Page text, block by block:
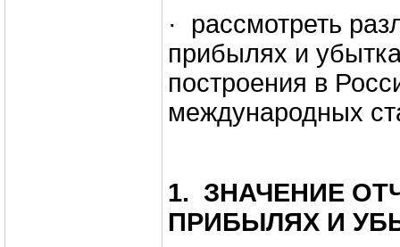
· рассмотреть
прибылях и
построения в
международных
1. ЗНАЧЕНИЕ
ПРИБЫЛЯХ И